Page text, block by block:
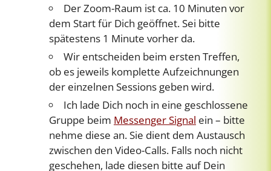
Der Zoom-Raum ist ca. 10 Minuten vor
dem Start für Dich geöffnet. Sei bitte
spätestens 1 Minute vorher da.
Wir entscheiden beim ersten Treffen,
ob es jeweils komplette Aufzeichnungen
der einzelnen Sessions geben wird.
Ich lade Dich noch in eine geschlossene
Gruppe beim Messenger Signal ein – bitte
nehme diese an. Sie dient dem Austausch
zwischen den Video-Calls. Falls noch nicht
geschehen, lade diesen bitte auf Dein